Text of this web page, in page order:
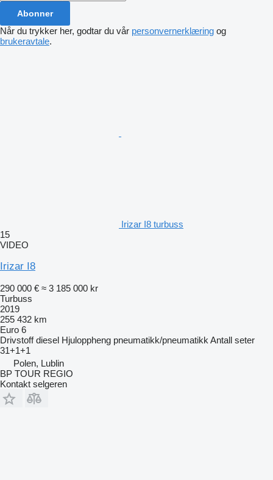
Abonner
Når du trykker her, godtar du vår personvernerklæring og
brukeravtale.
Irizar I8 turbuss
15
VIDEO
Irizar I8
290 000 € ≈ 3 185 000 kr
Turbuss
2019
255 432 km
Euro 6
Drivstoff diesel Hjuloppheng pneumatikk/pneumatikk Antall seter
31+1+1
Polen, Lublin
BP TOUR REGIO
Kontakt selgeren